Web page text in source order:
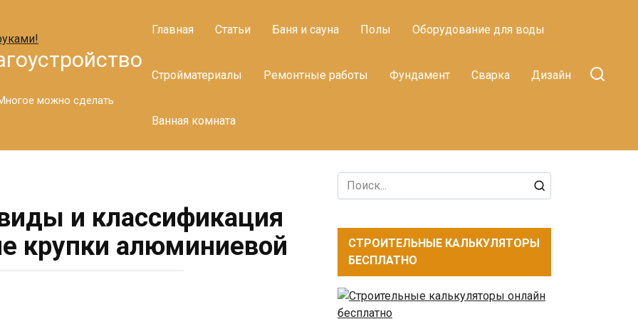
Многое можно сделать
Главная Статьи Баня и сауна Полы Оборудование для воды
Стройматериалы Ремонтные работы Фундамент Сварка Дизайн
Ванная комната
и классификация
крупки алюминиевой
Search
for:
СТРОИТЕЛЬНЫЕ КАЛЬКУЛЯТОРЫ
БЕСПЛАТНО